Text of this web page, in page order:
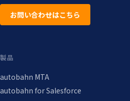
お問い合わせはこちら
製品
autobahn MTA
autobahn for Salesforce